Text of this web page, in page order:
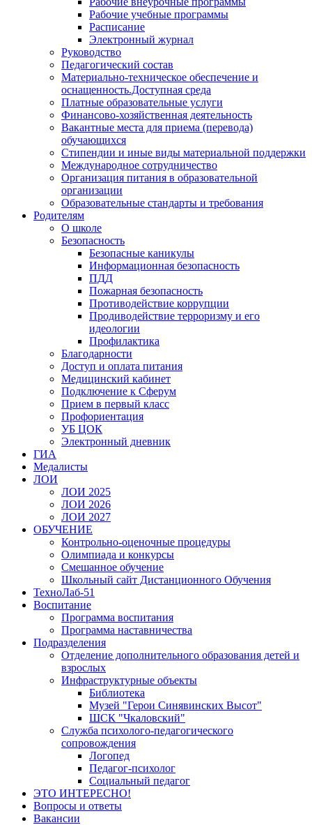
Рабочие учебные программы
Расписание
Электронный журнал
Руководство
Педагогический состав
Материально-техническое обеспечение и
оснащенность.Доступная среда
Платные образовательные услуги
Финансово-хозяйственная деятельность
Вакантные места для приема (перевода)
обучающихся
Стипендии и иные виды материальной поддержки
Международное сотрудничество
Организация питания в образовательной
организации
Образовательные стандарты и требования
Родителям
О школе
Безопасность
Безопасные каникулы
Информационная безопасность
ПДД
Пожарная безопасность
Противодействие коррупции
Продиводействие терроризму и его
идеологии
Профилактика
Благодарности
Доступ и оплата питания
Медицинский кабинет
Подключение к Сферум
Прием в первый класс
Профориентация
УБ ЦОК
Электронный дневник
ГИА
Медалисты
ЛОИ
ЛОИ 2025
ЛОИ 2026
ЛОИ 2027
ОБУЧЕНИЕ
Контрольно-оценочные процедуры
Олимпиада и конкурсы
Смешанное обучение
Школьный сайт Дистанционного Обучения
ТехноЛаб-51
Воспитание
Программа воспитания
Программа наставничества
Подразделения
Отделение дополнительного образования детей и
взрослых
Инфраструктурные объекты
Библиотека
Музей "Герои Синявинских Высот"
ШСК "Чкаловский"
Служба психолого-педагогического
сопровождения
Логопед
Педагог-психолог
Социальный педагог
ЭТО ИНТЕРЕСНО!
Вопросы и ответы
Вакансии